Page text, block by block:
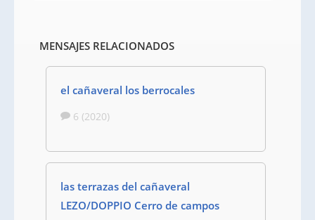
MENSAJES RELACIONADOS
el cañaveral los berrocales
6 (2020)
las terrazas del cañaveral
LEZO/DOPPIO Cerro de campos